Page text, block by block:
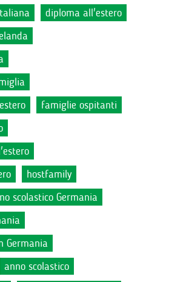
diploma all'estero
famiglie ospitanti
hostfamily
scolastico Germania
Germania
anno scolastico